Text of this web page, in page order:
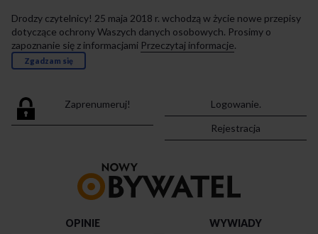
Drodzy czytelnicy! 25 maja 2018 r. wchodzą w życie nowe przepisy
dotyczące ochrony Waszych danych osobowych. Prosimy o
zapoznanie się z informacjami Przeczytaj informacje.
Zgadzam się
Zaprenumeruj!
Logowanie.
Rejestracja
strony
OPINIE
WYWIADY